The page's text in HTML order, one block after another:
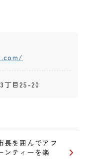
目25-20
長を囲んでアフ
ンティーを楽